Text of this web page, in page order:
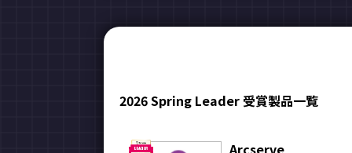
2026 Spring Leader 受賞製品一覧